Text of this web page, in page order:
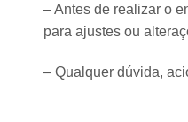
– Antes de realizar o
para ajustes ou
– Qualquer dúvida,